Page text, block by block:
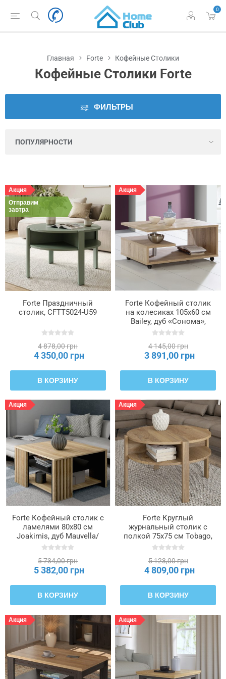
0
Наличие
во
Цена
Длина
дверец
открытых
ниш
Количество
полок
из
Количество
венцов
Количество
ящиков
Максимальная
опорные
кольца
/
столешницу
(кг)
Максимальная
нагрузка
на
полки
(кг)
Максимальная
нагрузка
(кг)
Материал
ножек
Материал
Главная Forte Кофейные Столики
Кофейные Столики Forte
ФИЛЬТРЫ
Акция
Отправим
завтра
Forte Праздничный
столик, CFTT5024-U59
4 878,00 грн
4 350,00 грн
В КОРЗИНУ
Акция
Forte Кофейный столик
на колесиках 105x60 см
Bailey, дуб «Сонома»,
BL1T01-D30
4 145,00 грн
3 891,00 грн
В КОРЗИНУ
Акция
Forte Кофейный столик с
ламелями 80x80 см
Joakimis, дуб Mauvella/
чёрный, CFTT5150-M682
5 734,00 грн
5 382,00 грн
В КОРЗИНУ
Акция
Forte Круглый
журнальный столик с
полкой 75x75 см Tobago,
дуб Mauvella, CFTT5024-
5 123,00 грн
4 809,00 грн
В КОРЗИНУ
Акция Акция